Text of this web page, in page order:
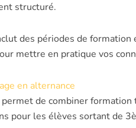
structuré.
des périodes de formation
mettre en pratique vos
en alternance
permet de combiner formation
pour les élèves sortant de